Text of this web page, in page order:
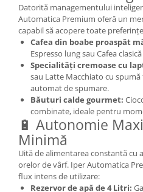
Datorită managementului
Automatica Premium oferă un
capabil să acopere toate
Cafea din boabe proaspăt
Espresso lung sau Cafea
Specialități cremoase cu
sau Latte Macchiato cu
automat de spumare.
Băuturi calde gourmet:
combinate, ideale pentru
🔋 Autonomie
Minimă
Uită de alimentarea constantă cu
orelor de vârf. Iper Automatica
flux intens de utilizare:
Rezervor de apă de 4 Litri: